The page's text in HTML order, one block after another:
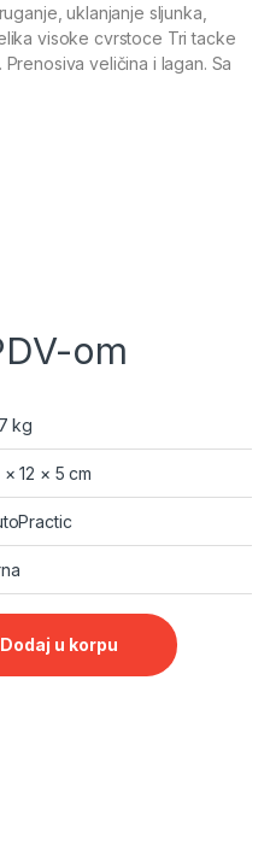
uklanjanje sljunka,
visoke cvrstoce Tri tacke
veličina i lagan. Sa
om
kg
× 12 × 5 cm
Dodaj u korpu